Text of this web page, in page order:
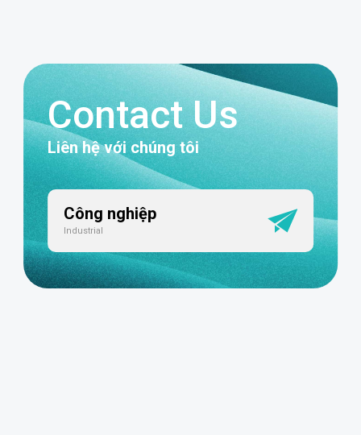
Contact Us
Liên hệ với chúng tôi
Công nghiệp
Industrial